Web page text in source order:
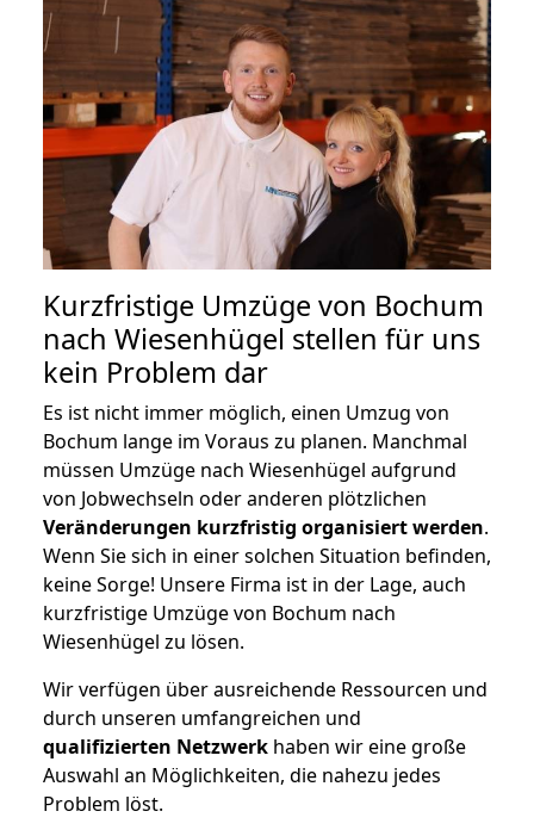
Kurzfristige Umzüge von Bochum
nach Wiesenhügel stellen für uns
kein Problem dar
Es ist nicht immer möglich, einen Umzug von
Bochum lange im Voraus zu planen. Manchmal
müssen Umzüge nach Wiesenhügel aufgrund
von Jobwechseln oder anderen plötzlichen
Veränderungen kurzfristig organisiert werden.
Wenn Sie sich in einer solchen Situation befinden,
keine Sorge! Unsere Firma ist in der Lage, auch
kurzfristige Umzüge von Bochum nach
Wiesenhügel zu lösen.
Wir verfügen über ausreichende Ressourcen und
durch unseren umfangreichen und
qualifizierten Netzwerk haben wir eine große
Auswahl an Möglichkeiten, die nahezu jedes
Problem löst.